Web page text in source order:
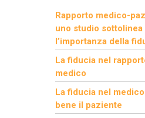
Rapporto medico-
uno studio sottolinea
l’importanza della
La fiducia nel
medico
La fiducia nel
bene il paziente